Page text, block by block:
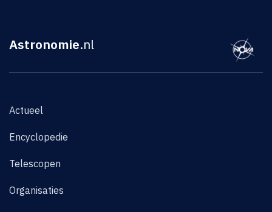
Astronomie.nl
Actueel
Encyclopedie
Telescopen
Organisaties